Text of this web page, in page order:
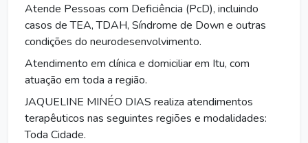
Atende Pessoas com Deficiência (PcD), incluindo
casos de TEA, TDAH, Síndrome de Down e outras
condições do neurodesenvolvimento.
Atendimento em clínica e domiciliar em Itu, com
atuação em toda a região.
JAQUELINE MINÉO DIAS realiza atendimentos
terapêuticos nas seguintes regiões e modalidades:
Toda Cidade.